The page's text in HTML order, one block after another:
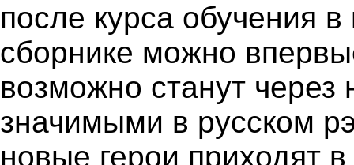
после курса обучения
сборнике можно
возможно станут
значимыми в русском
новые герои приходят